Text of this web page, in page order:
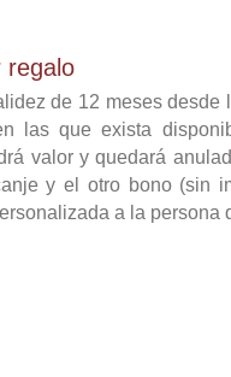
regalo
de 12 meses desde
las que exista
valor y quedará
y el otro bono (sin
a la persona